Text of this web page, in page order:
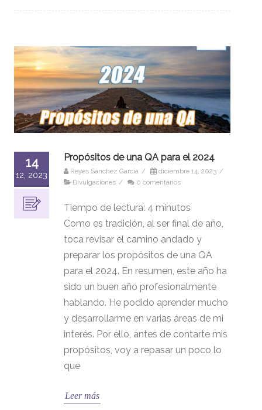
14
12, 2023
Propósitos de una QA para el 2024
Reyes Sánchez García / diciembre 14, 2023 /
Divulgaciones / 0 comentarios
Tiempo de lectura: 4 minutos
Como es tradición, al ser final de año,
toca revisar el camino andado y
preparar los propósitos de una QA
para el 2024. En resumen, este año ha
sido un buen año profesionalmente
hablando. He podido aprender mucho
y desarrollarme en varias áreas de mi
interés. Por ello, antes de contarte mis
propósitos, voy a repasar un poco lo
que
Leer más